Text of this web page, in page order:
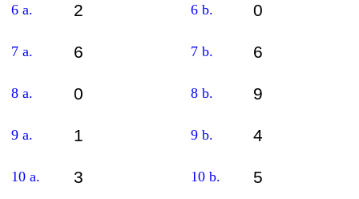
6 a. 2 6 b. 0
7 a. 6 7 b. 6
8 a. 0 8 b. 9
9 a. 1 9 b. 4
10 a. 3 10 b. 5